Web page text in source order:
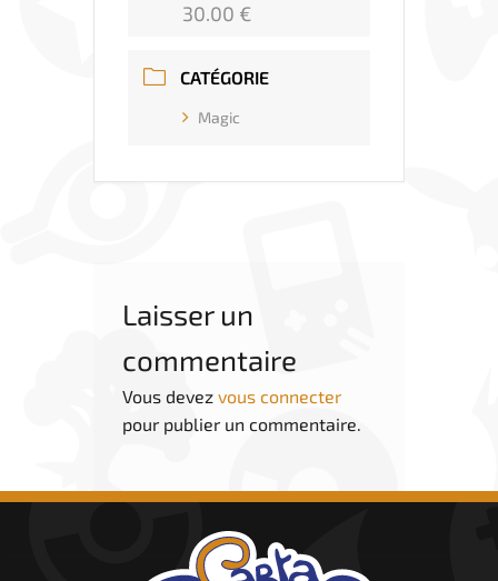
30.00 €
CATÉGORIE
Magic
Laisser un
commentaire
Vous devez vous connecter
pour publier un commentaire.